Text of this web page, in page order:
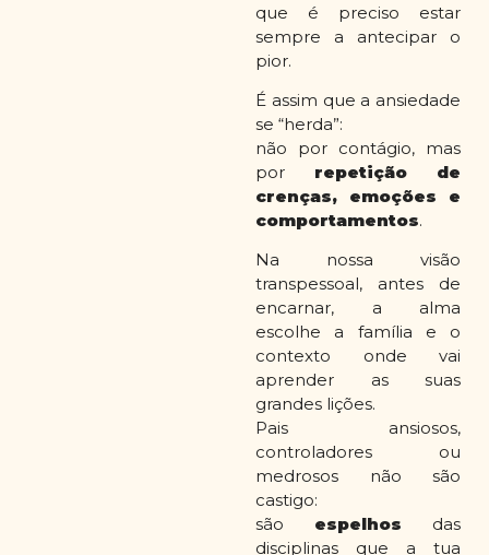
que é preciso estar
sempre a antecipar o
pior.
É assim que a ansiedade
se “herda”:
não por contágio, mas
por repetição de
crenças, emoções e
comportamentos.
Na nossa visão
transpessoal, antes de
encarnar, a alma
escolhe a família e o
contexto onde vai
aprender as suas
grandes lições.
Pais ansiosos,
controladores ou
medrosos não são
castigo:
são espelhos das
disciplinas que a tua